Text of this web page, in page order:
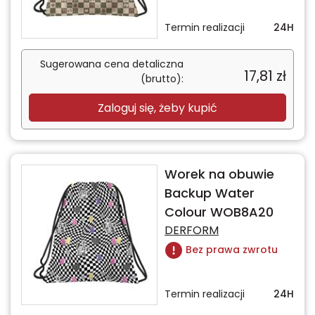
Termin realizacji 24H
Sugerowana cena detaliczna
(brutto):
17,81 zł
Zaloguj się, żeby kupić
Worek na obuwie
Backup Water
Colour WOB8A20
DERFORM
Bez prawa zwrotu
Termin realizacji 24H